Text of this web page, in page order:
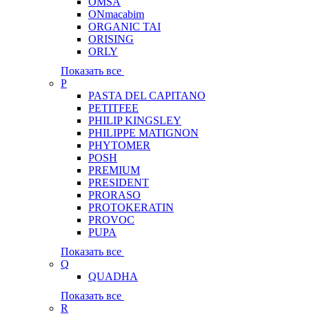
ONmacabim
ORGANIC TAI
ORISING
ORLY
Показать все
P
PASTA DEL CAPITANO
PETITFEE
PHILIP KINGSLEY
PHILIPPE MATIGNON
PHYTOMER
POSH
PREMIUM
PRESIDENT
PRORASO
PROTOKERATIN
PROVOC
PUPA
Показать все
Q
QUADHA
Показать все
R